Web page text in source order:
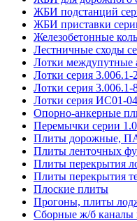
ЖБИ подстанций
ЖБИ приставки
Железобетонные
Лестничные сходы
Лотки междупутные
Лотки серия 3.006.1-
Лотки серия 3.006.1-
Лотки серия ИС01-
Опорно-анкерные
Перемычки серии
Плиты дорожные,
Плиты ленточных
Плиты перекрытия
Плиты перекрытия
Плоские плиты
Прогоны, плиты
Сборные ж/б каналы